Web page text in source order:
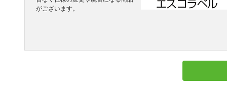
がございます。